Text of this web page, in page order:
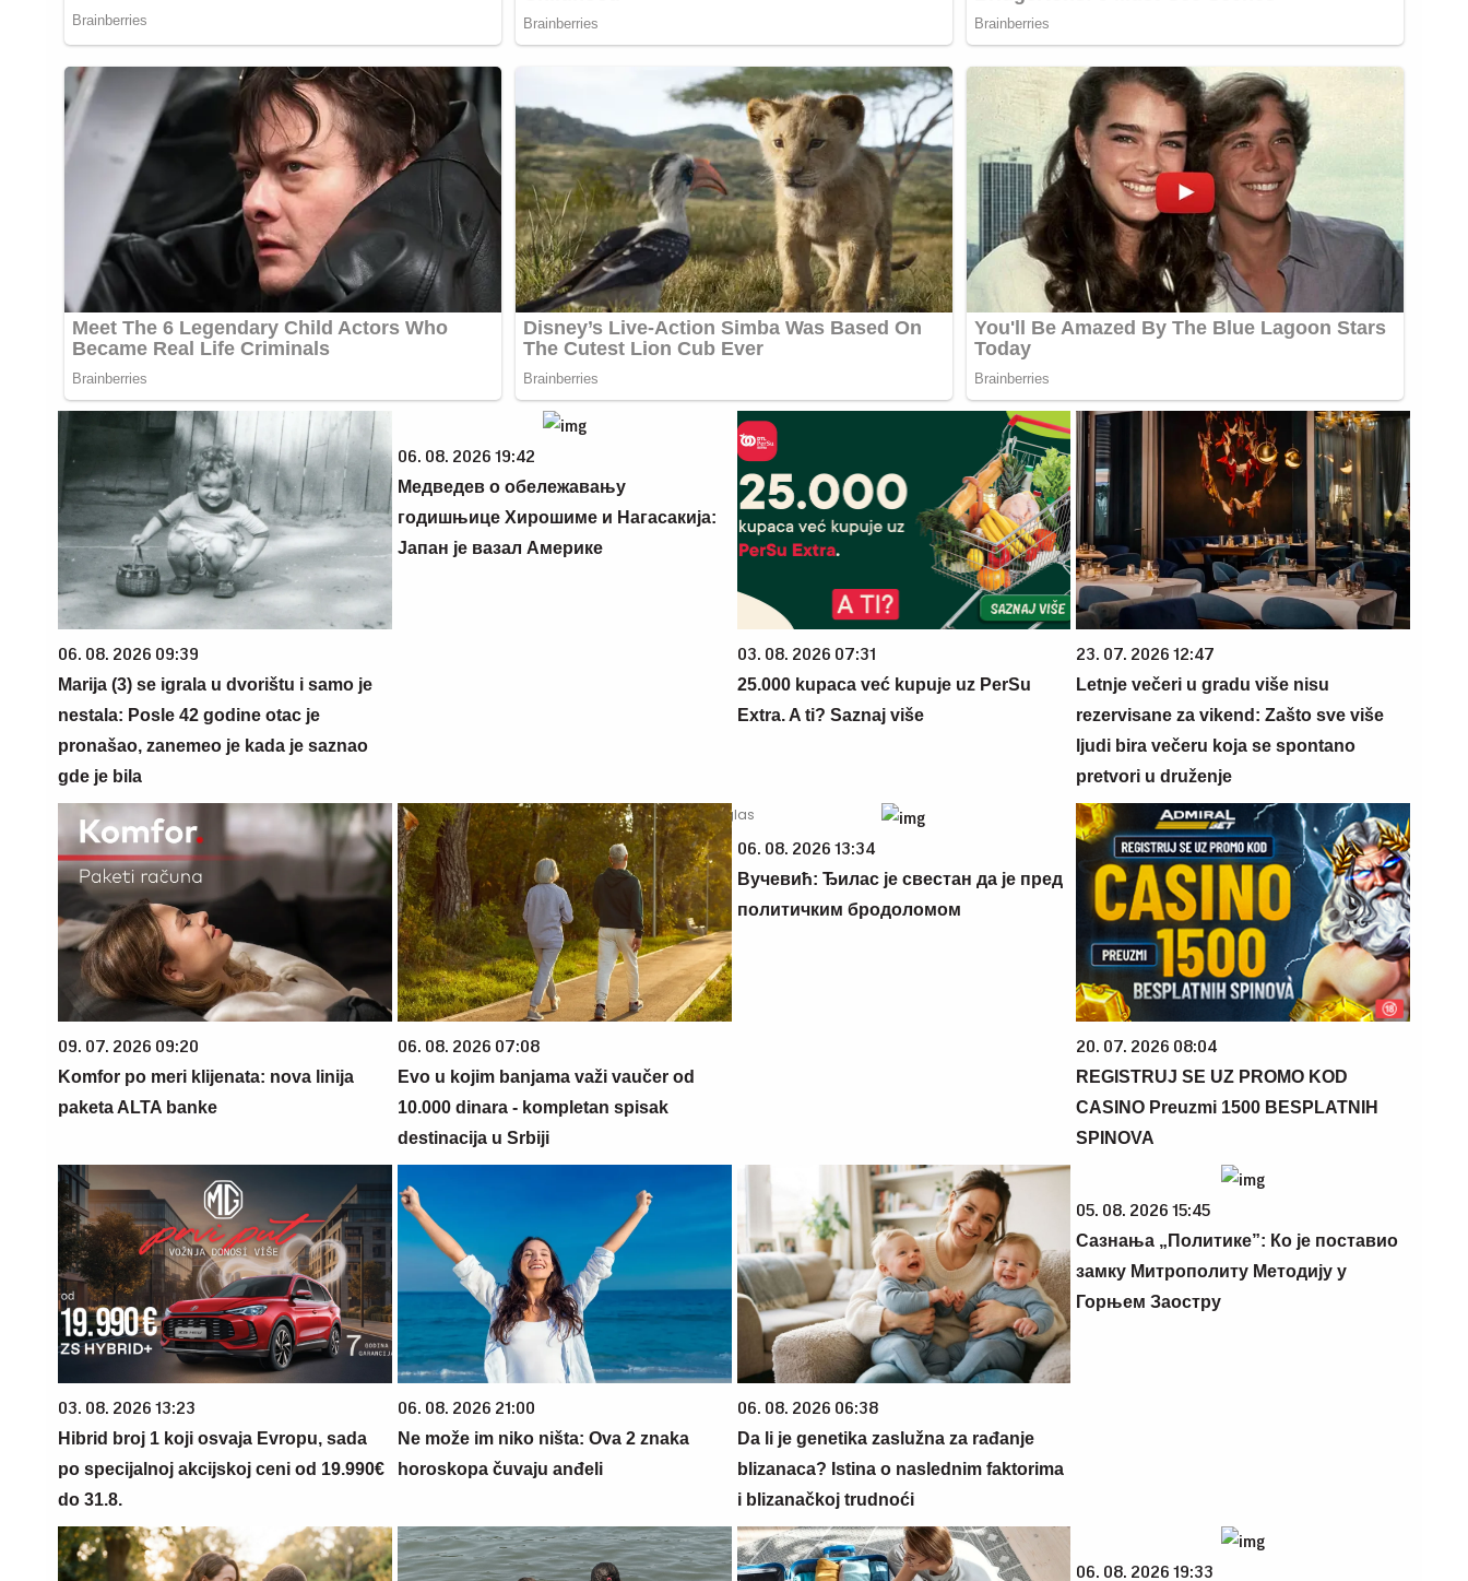
06. 08. 2026 09:39
Marija (3) se igrala u dvorištu i samo je
nestala: Posle 42 godine otac je
pronašao, zanemeo je kada je saznao
gde je bila
06. 08. 2026 19:42
Медведев о обележавању
годишњице Хирошиме и Нагасакија:
Јапан је вазал Америке
03. 08. 2026 07:31
25.000 kupaca već kupuje uz PerSu
Extra. A ti? Saznaj više
23. 07. 2026 12:47
Letnje večeri u gradu više nisu
rezervisane za vikend: Zašto sve više
ljudi bira večeru koja se spontano
pretvori u druženje
09. 07. 2026 09:20
Komfor po meri klijenata: nova linija
paketa ALTA banke
06. 08. 2026 07:08
Evo u kojim banjama važi vaučer od
10.000 dinara - kompletan spisak
destinacija u Srbiji
06. 08. 2026 13:34
Вучевић: Ђилас је свестан да је пред
политичким бродоломом
20. 07. 2026 08:04
REGISTRUJ SE UZ PROMO KOD
CASINO Preuzmi 1500 BESPLATNIH
SPINOVA
03. 08. 2026 13:23
Hibrid broj 1 koji osvaja Evropu, sada
po specijalnoj akcijskoj ceni od 19.990€
do 31.8.
06. 08. 2026 21:00
Ne može im niko ništa: Ova 2 znaka
horoskopa čuvaju anđeli
06. 08. 2026 06:38
Da li je genetika zaslužna za rađanje
blizanaca? Istina o naslednim faktorima
i blizanačkoj trudnoći
05. 08. 2026 15:45
Сазнања „Политике”: Ко је поставио
замку Митрополиту Методију у
Горњем Заостру
06. 08. 2026 19:33